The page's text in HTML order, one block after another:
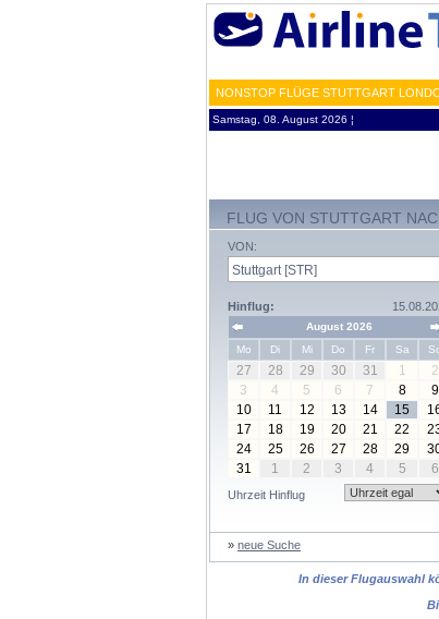
NONSTOP FLÜGE STUTTGART
Samstag, 08. August 2026 ¦
FLUG VON STUTTGART
VON:
Hinflug:
August 2026
Mo
Di Mi Do Fr Sa
27 28 29 30 31 1
2
3
4 5 6 7 8
9
10
11 12 13 14 15
17
18 19 20 21 22
24
25 26 27 28 29
31
1 2 3 4 5 6
Uhrzeit Hinflug
» neue Suche
In dieser Flugauswahl